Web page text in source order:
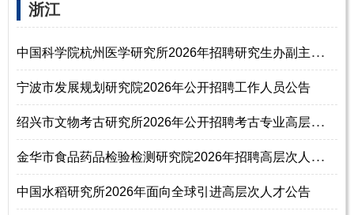
‌‌浙江
中
国科学院杭州医学研究所2026年招聘研究生办副主任通知（博士研究生）
宁波市发展规划研究院2026年公开招聘工作人员公告
绍
兴市文物考古研究所2026年公开招聘考古专业高层次人才公告
金
华市食品药品检验检测研究院2026年招聘高层次人才公告
中国水稻研究所2026年面向全球引进高层次人才公告